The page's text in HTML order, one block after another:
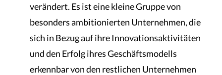
verändert. Es ist eine kleine Gruppe von
besonders ambitionierten Unternehmen, die
sich in Bezug auf ihre Innovationsaktivitäten
und den Erfolg ihres Geschäftsmodells
erkennbar von den restlichen Unternehmen